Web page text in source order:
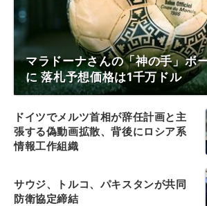
マラドーナさんの「神の手」ボ
に 落札予想価格は1千万ドル
ドイツでメルツ首相が辞任計画と主
張する偽動画拡散、背後にロシア系
情報工作組織
サウジ、トルコ、パキスタンが共同
防衛協定締結